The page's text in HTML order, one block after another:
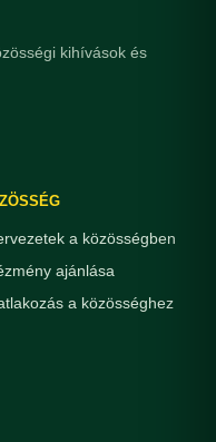
kihívások és
a közösségben
ajánlása
a közösséghez